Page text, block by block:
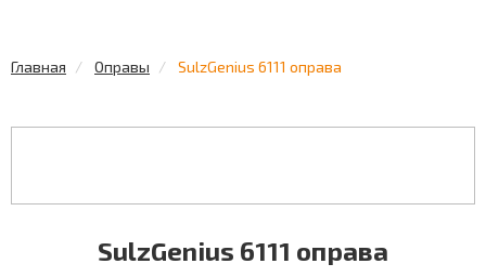
Главная Оправы SulzGenius 6111 оправа
SulzGenius 6111 оправа